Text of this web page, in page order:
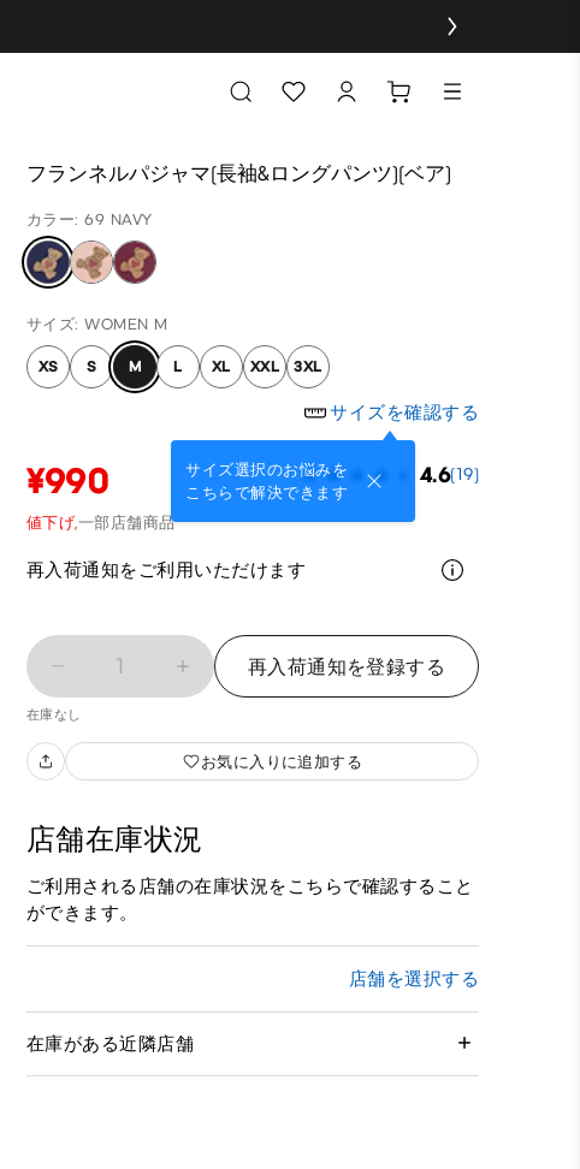
フランネルパジャマ(長袖&ロングパンツ)(ベア)
カラー: 69 NAVY
サイズ: WOMEN M
XS S M L XL XXL 3XL
サイズを確認する
サイズ選択のお悩みを
こちらで解決できます
¥990 4.6(19)
値下げ,一部店舗商品
再入荷通知をご利用いただけます
1 再入荷通知を登録する
在庫なし
お気に入りに追加する
店舗在庫状況
ご利用される店舗の在庫状況をこちらで確認すること
ができます。
店舗を選択する
在庫がある近隣店舗